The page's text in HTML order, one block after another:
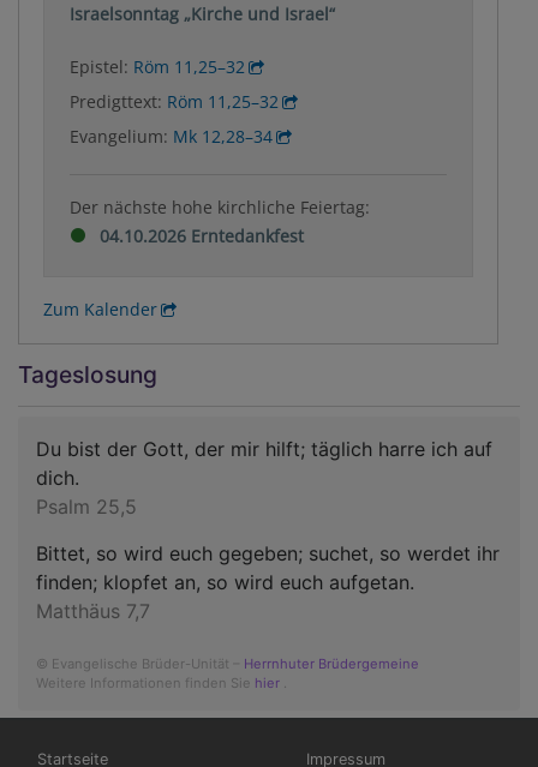
Israelsonntag „Kirche und Israel“
Epistel: Röm 11,25–32
Predigttext: Röm 11,25–32
Evangelium: Mk 12,28–34
Der nächste hohe kirchliche Feiertag:
04.10.2026 Erntedankfest
Zum Kalender
Tageslosung
Du bist der Gott, der mir hilft; täglich harre ich auf
dich.
Psalm 25,5
Bittet, so wird euch gegeben; suchet, so werdet ihr
finden; klopfet an, so wird euch aufgetan.
Matthäus 7,7
© Evangelische Brüder-Unität – Herrnhuter Brüdergemeine
Weitere Informationen finden Sie hier
Hauptnavigation
Startseite Fußbereichsmenü
Impressum